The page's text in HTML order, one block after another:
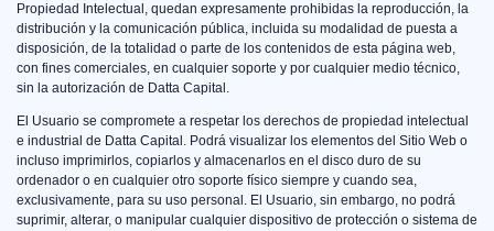
Propiedad Intelectual, quedan expresamente prohibidas la reproducción, la
distribución y la comunicación pública, incluida su modalidad de puesta a
disposición, de la totalidad o parte de los contenidos de esta página web,
con fines comerciales, en cualquier soporte y por cualquier medio técnico,
sin la autorización de Datta Capital.
El Usuario se compromete a respetar los derechos de propiedad intelectual
e industrial de Datta Capital. Podrá visualizar los elementos del Sitio Web o
incluso imprimirlos, copiarlos y almacenarlos en el disco duro de su
ordenador o en cualquier otro soporte físico siempre y cuando sea,
exclusivamente, para su uso personal. El Usuario, sin embargo, no podrá
suprimir, alterar, o manipular cualquier dispositivo de protección o sistema de